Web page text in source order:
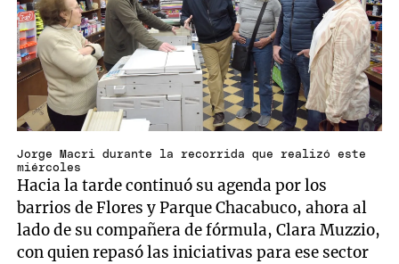
Jorge Macri durante la recorrida que realizó este
miércoles
Hacia la tarde continuó su agenda por los
barrios de Flores y Parque Chacabuco, ahora al
lado de su compañera de fórmula, Clara Muzzio,
con quien repasó las iniciativas para ese sector